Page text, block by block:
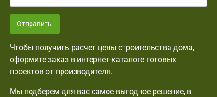
Отправить
Чтобы получить расчет цены строительства дома,
оформите заказ в интернет-каталоге готовых
проектов от производителя.
Мы подберем для вас самое выгодное решение, в